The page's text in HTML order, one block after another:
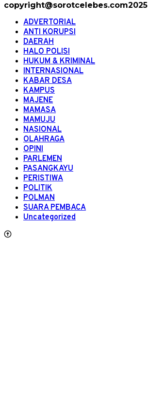
copyright@sorotcelebes.com2025
ADVERTORIAL
ANTI KORUPSI
DAERAH
HALO POLISI
HUKUM & KRIMINAL
INTERNASIONAL
KABAR DESA
KAMPUS
MAJENE
MAMASA
MAMUJU
NASIONAL
OLAHRAGA
OPINI
PARLEMEN
PASANGKAYU
PERISTIWA
POLITIK
POLMAN
SUARA PEMBACA
Uncategorized